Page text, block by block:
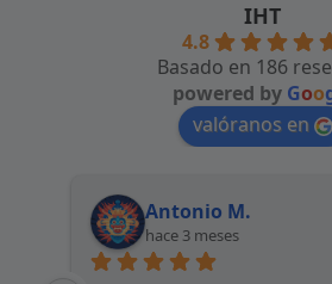
IHT
4.8
Basado en 186
powered by Goo
valóranos en
Antonio M.
hace 3 meses